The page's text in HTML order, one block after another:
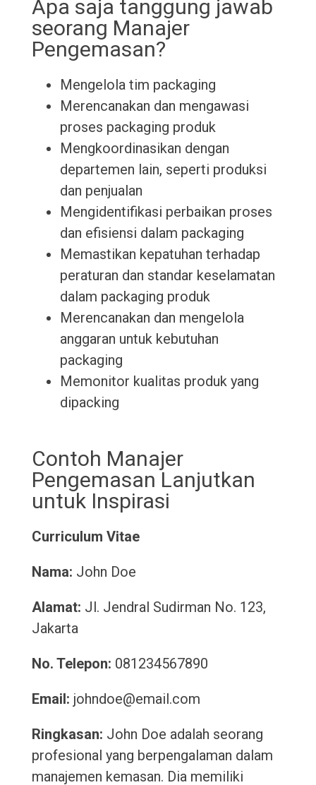
Apa saja tanggung jawab
seorang Manajer
Pengemasan?
Mengelola tim packaging
Merencanakan dan mengawasi
proses packaging produk
Mengkoordinasikan dengan
departemen lain, seperti produksi
dan penjualan
Mengidentifikasi perbaikan proses
dan efisiensi dalam packaging
Memastikan kepatuhan terhadap
peraturan dan standar keselamatan
dalam packaging produk
Merencanakan dan mengelola
anggaran untuk kebutuhan
packaging
Memonitor kualitas produk yang
dipacking
Contoh Manajer
Pengemasan Lanjutkan
untuk Inspirasi
Curriculum Vitae
Nama: John Doe
Alamat: Jl. Jendral Sudirman No. 123,
Jakarta
No. Telepon: 081234567890
Email: johndoe@email.com
Ringkasan: John Doe adalah seorang
profesional yang berpengalaman dalam
manajemen kemasan. Dia memiliki